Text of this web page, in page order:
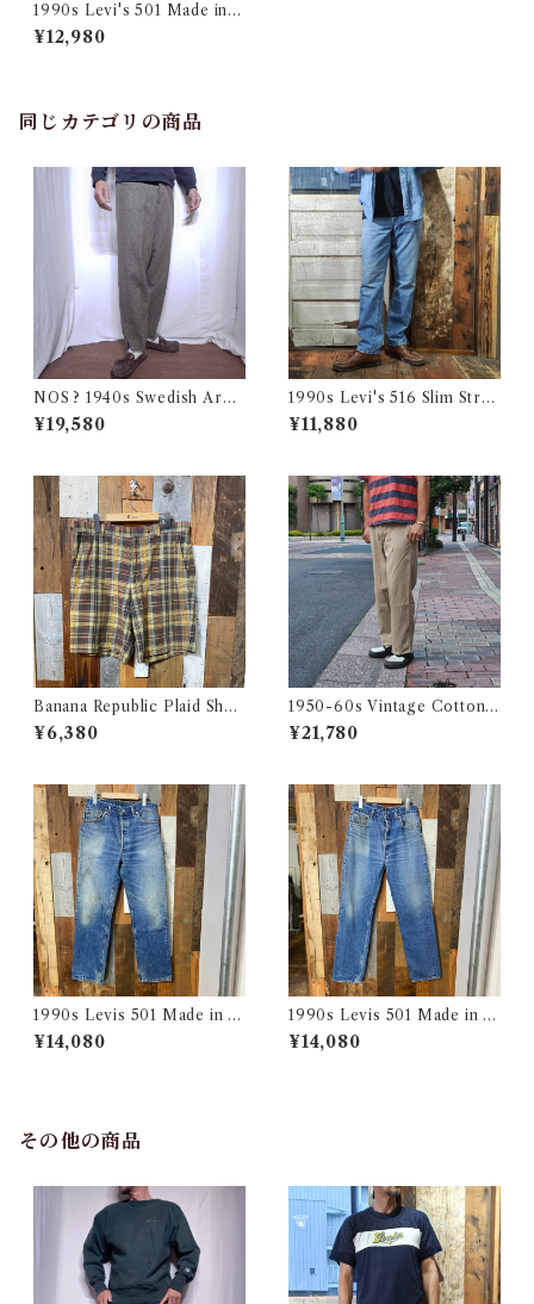
1990s Levi's 501 Made in U
SA / ジャスト 90年 リーバイ
ス デニム アメリカ製 実寸 W3
¥12,980
同じカテゴリの商品
NOS ? 1940s Swedish Arm
y Wool Pants / デッドストッ
ク？ユーロ ミリタリー スウェ
¥19,580
1990s Levi's 516 Slim Strai
ght Made in CANADA 実寸
W32 L31.5 / リーバイス デニ
¥11,880
Banana Republic Plaid Shor
ts / バナナリパブリック マド
ラス チェック ショートパンツ
¥6,380
1950-60s Vintage Cotton
Khaki Work Chino Trouser
s W31 L28 / ヴィンテージ ボ
¥21,780
1990s Levis 501 Made in U
SA 実寸 w34 L31 / リーバイ
ス デニム パンツ アメリカ製
¥14,080
1990s Levis 501 Made in U
SA 実寸 w34 L32.5 / リーバ
イス デニム パンツ アメリカ製
¥14,080
その他の商品